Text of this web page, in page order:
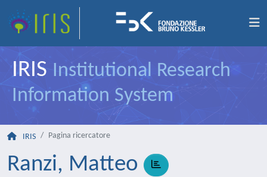
IRIS Institutional Research
Information System
IRIS Pagina ricercatore
Ranzi, Matteo